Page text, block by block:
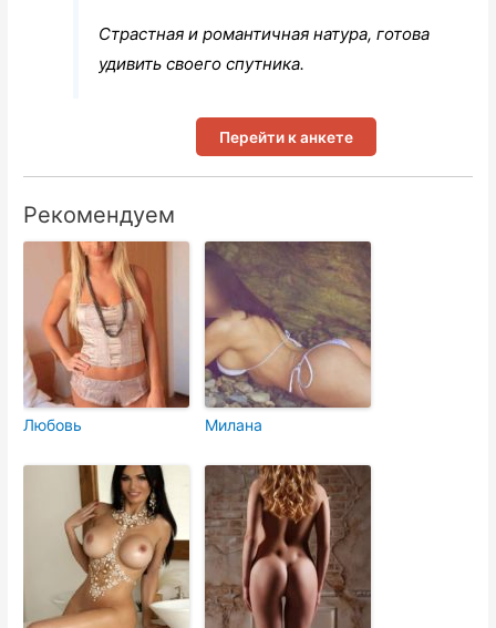
Страстная и романтичная натура, готова
удивить своего спутника.
Перейти к анкете
Рекомендуем
Любовь Милана